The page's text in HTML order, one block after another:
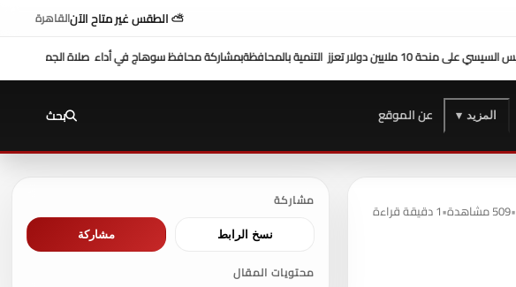
⛅ الطقس غير متاح الآنالقاهرة
بمشاركة محافظ سوهاج في أداء صلاة الجمعة ....وكيل وزارة الأوقاف يخطب عن " الرشوة وخطرها علي
المزيد ▾ عن الموقع بحث
•509 مشاهدة •1 دقيقة قراءة
مشاركة
نسخ الرابط مشاركة
محتويات المقال